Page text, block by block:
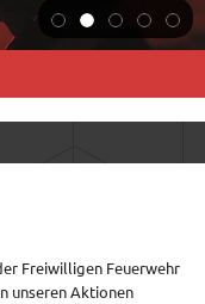
Freiwilligen Feuerwehr
unseren Aktionen